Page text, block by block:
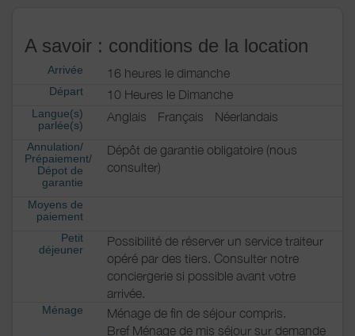
A savoir : conditions de la location
Arrivée 16 heures le dimanche
Départ 10 Heures le Dimanche
Langue(s)
parlée(s)
Anglais Français Néerlandais
Annulation/
Prépaiement/
Dépot de
garantie
Dépôt de garantie obligatoire (nous
consulter)
Moyens de
paiement
Petit
déjeuner
Possibilité de réserver un service traiteur
opéré par des tiers. Consulter notre
conciergerie si possible avant votre
arrivée.
Ménage
Ménage de fin de séjour compris.
Bref Ménage de mis séjour sur demande